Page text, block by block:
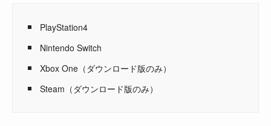
PlayStation4
Nintendo Switch
Xbox One（ダウンロード版のみ）
Steam（ダウンロード版のみ）